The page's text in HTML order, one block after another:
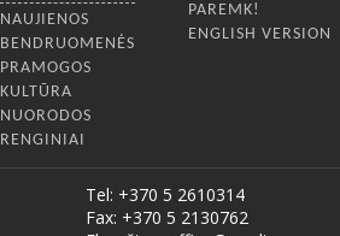
NAUJIENOS
BENDRUOMENĖS
PRAMOGOS
KULTŪRA
NUORODOS
RENGINIAI
PAREMK!
ENGLISH VERSION
Tel: +370 5 2610314
Fax: +370 5 2130762